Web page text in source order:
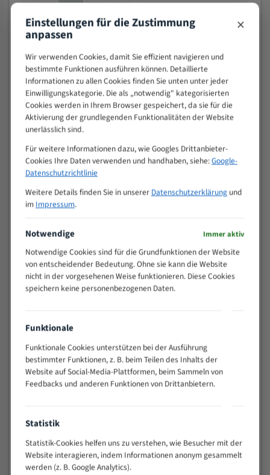
15
8/12 6/10
4/5
20
30
4/5
50
80
> 100
VOLLMATERIAL
M (mm)
Zähne pro
Zoll (ZpZ))
>
10/14
15 - 40
8/12
25 - 50
35 - 70
80 - 180
3/4
130 -
350
2/3
200 -
> 500
0,75/1,25
Vorteile:
Widerstandsfähig gegen Zahnbruch auch bei
schwierigen Werkstücken (Materialmischung,
wechselnde Verbindungslängen)
Sehr geringe Vibration
Einstellungen für die Zustimmung
anpassen ×
Wir verwenden Cookies, damit Sie effizient navigieren und
bestimmte Funktionen ausführen können. Detaillierte
Informationen zu allen Cookies finden Sie unten unter jeder
Einwilligungskategorie. Die als „notwendig" kategorisierten
Cookies werden in Ihrem Browser gespeichert, da sie für die
Aktivierung der grundlegenden Funktionalitäten der Website
unerlässlich sind.
Für weitere Informationen dazu, wie Googles Drittanbieter-
Cookies Ihre Daten verwenden und handhaben, siehe:Google-
Datenschutzrichtlinie
Weitere Details finden Sie in unserer Datenschutzerklärungund
im Impressum.
Notwendige Immer aktiv
Notwendige Cookies sind für die Grundfunktionen der Website
von entscheidender Bedeutung. Ohne sie kann die Website
nicht in der vorgesehenen Weise funktionieren. Diese Cookies
speichern keine personenbezogenen Daten.
Funktionale
Funktionale Cookies unterstützen bei der Ausführung
bestimmter Funktionen, z. B. beim Teilen des Inhalts der
Website auf Social-Media-Plattformen, beim Sammeln von
Feedbacks und anderen Funktionen von Drittanbietern.
Statistik
Statistik-Cookies helfen uns zu verstehen, wie Besucher mit der
Website interagieren, indem Informationen anonym gesammelt
werden (z. B. Google Analytics).